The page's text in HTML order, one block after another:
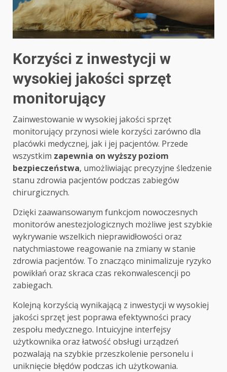
Korzyści z inwestycji w
wysokiej jakości sprzęt
monitorujący
Zainwestowanie w wysokiej jakości sprzęt
monitorujący przynosi wiele korzyści zarówno dla
placówki medycznej, jak i jej pacjentów. Przede
wszystkim zapewnia on wyższy poziom
bezpieczeństwa, umożliwiając precyzyjne śledzenie
stanu zdrowia pacjentów podczas zabiegów
chirurgicznych.
Dzięki zaawansowanym funkcjom nowoczesnych
monitorów anestezjologicznych możliwe jest szybkie
wykrywanie wszelkich nieprawidłowości oraz
natychmiastowe reagowanie na zmiany w stanie
zdrowia pacjentów. To znacząco minimalizuje ryzyko
powikłań oraz skraca czas rekonwalescencji po
zabiegach.
Kolejną korzyścią wynikającą z inwestycji w wysokiej
jakości sprzęt jest poprawa efektywności pracy
zespołu medycznego. Intuicyjne interfejsy
użytkownika oraz łatwość obsługi urządzeń
pozwalają na szybkie przeszkolenie personelu i
uniknięcie błędów podczas ich użytkowania.